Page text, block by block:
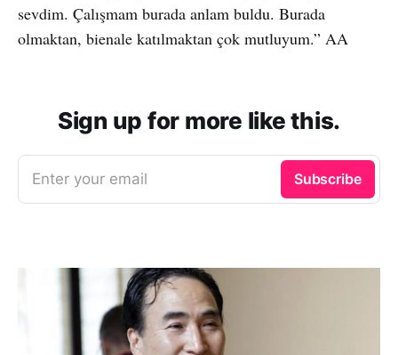
sevdim. Çalışmam burada anlam buldu. Burada
olmaktan, bienale katılmaktan çok mutluyum.” AA
Sign up for more like this.
Enter your email Subscribe